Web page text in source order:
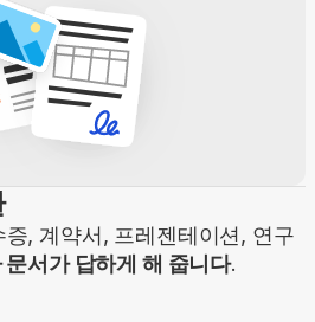
, 계약서, 프레젠테이션, 연구
문서가 답하게 해 줍니다.